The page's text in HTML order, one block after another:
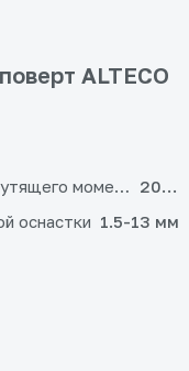
ALTECO
момента20+3
оснастки 1.5-13 мм